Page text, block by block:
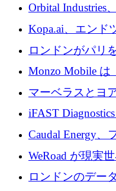
Orbital Industries
トラクチャ シス
確保
Kopa.ai、エンド
用の AI エージェ
万ユーロを調達
ロンドンがパリ
の座を奪還
Monzo Mobile は
を与える
マーベラスとヨ
の商業化ギャッ
ロのディープテ
iFAST
菌薬耐性への取
Caudal Energy、
電技術の規模拡
WeRoad が現実
めに 5,800 万ド
ロンドンのデー